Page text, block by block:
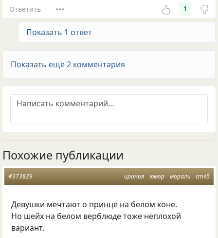
Ответить 1
Показать 1 ответ
Показать еще 2 комментария
Похожие публикации
ирония юмор мораль стеб
#373829
Девушки мечтают о принце на белом коне.
Но шейх на белом верблюде тоже неплохой
вариант.